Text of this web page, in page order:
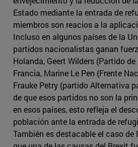
Estado mediante la entrada de
miembros son reacios a la
Incluso en algunos países de la
partidos nacionalistas ganan
Holanda, Geert Wilders (Partido
Francia, Marine Le Pen (Frente
Frauke Petry (partido Alternativa
de que esos partidos no son la
en esos países, esto refleja el
población ante la entrada de
También es destacable el caso de